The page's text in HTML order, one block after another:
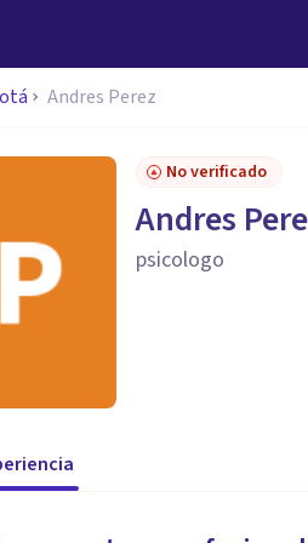
Andres Perez
No verificado
Andres
psicologo